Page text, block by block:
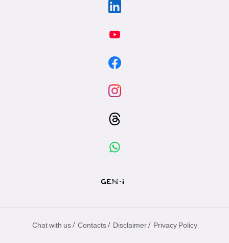
Chat with us / Contacts / Disclaimer / Privacy Policy